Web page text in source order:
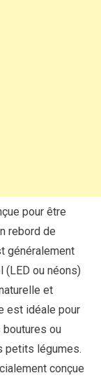
pour être
rebord de
généralement
(LED ou néons)
et
est idéale pour
boutures ou
petits légumes.
conçue